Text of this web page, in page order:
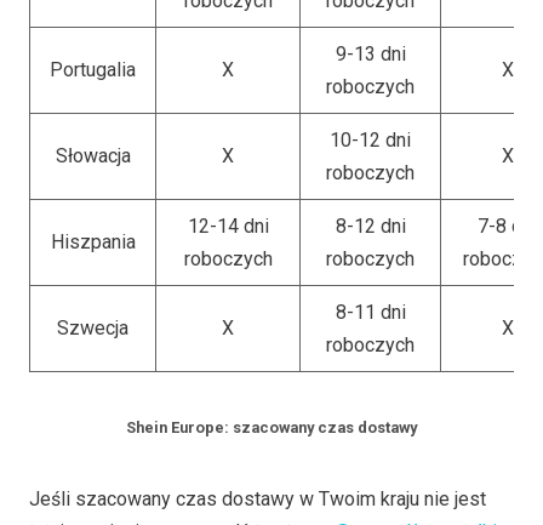
Portugalia X
9-13 dni
roboczych
X
Słowacja X
10-12 dni
roboczych
X
Hiszpania
12-14 dni
roboczych
8-12 dni
roboczych
7-8 dni
Szwecja X
8-11 dni
roboczych
X
Shein Europe: szacowany czas dostawy
Jeśli szacowany czas dostawy w Twoim kraju nie jest